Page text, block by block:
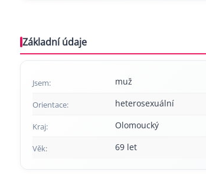
Základní údaje
Jsem: muž
Orientace: heterosexuální
Kraj: Olomoucký
Věk: 69 let